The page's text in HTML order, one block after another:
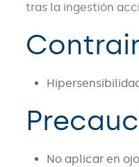
tras la ingestión
No aplicar en